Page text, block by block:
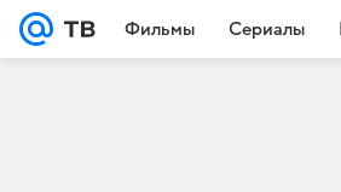
Фильмы Сериалы